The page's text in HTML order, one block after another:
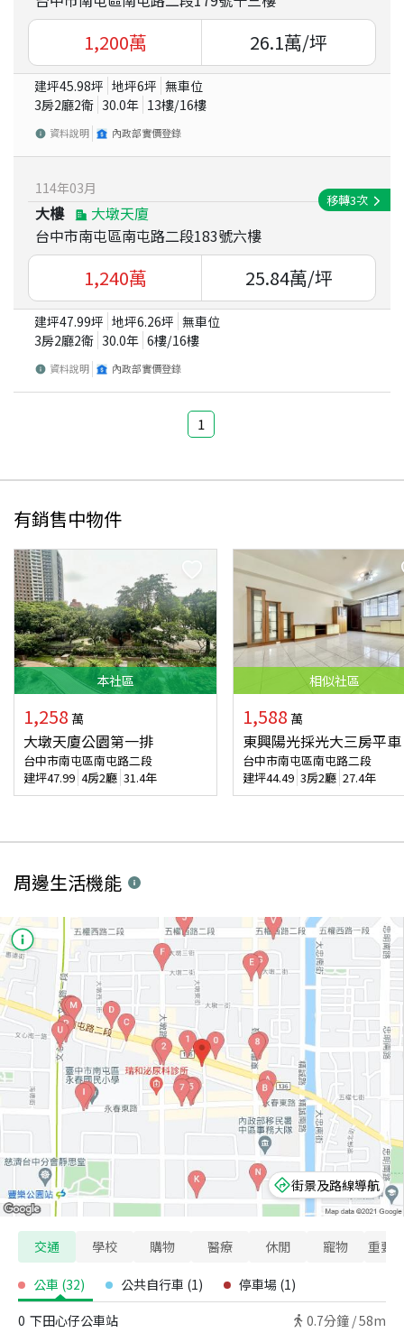
1,200萬 26.1萬/坪
建坪45.98坪 地坪6坪 無車位
3房2廳2衛 30.0年 13樓/16樓
資料說明 內政部實價登錄
114年03月
大樓
大墩天廈
台中市南屯區南屯路二段183號六樓
移轉3次
1,240萬 25.84萬/坪
建坪47.99坪 地坪6.26坪 無車位
3房2廳2衛 30.0年 6樓/16樓
資料說明 內政部實價登錄
1
有銷售中物件
本社區
1,258 萬
大墩天廈公園第一排
台中市南屯區南屯路二段
建坪47.99 4房2廳 31.4年
相似社區
1,588 萬
東興陽光採光大三房平車
台中市南屯區南屯路二段
建坪44.49 3房2廳 27.4年
周邊生活機能
街景及路線導航
交通 學校 購物 醫療 休閒 寵物 重要
公車 (32) 公共自行車 (1) 停車場 (1)
0 下田心仔公車站 0.7分鐘 /58m